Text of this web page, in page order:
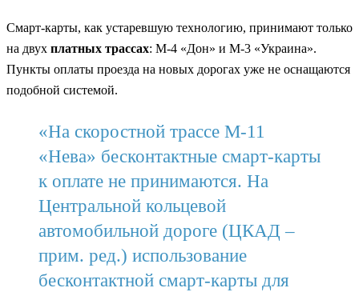
Смарт-карты, как устаревшую технологию, принимают только
на двух платных трассах: М-4 «Дон» и М-3 «Украина».
Пункты оплаты проезда на новых дорогах уже не оснащаются
подобной системой.
«На скоростной трассе М-11
«Нева» бесконтактные смарт-карты
к оплате не принимаются. На
Центральной кольцевой
автомобильной дороге (ЦКАД –
прим. ред.) использование
бесконтактной смарт-карты для